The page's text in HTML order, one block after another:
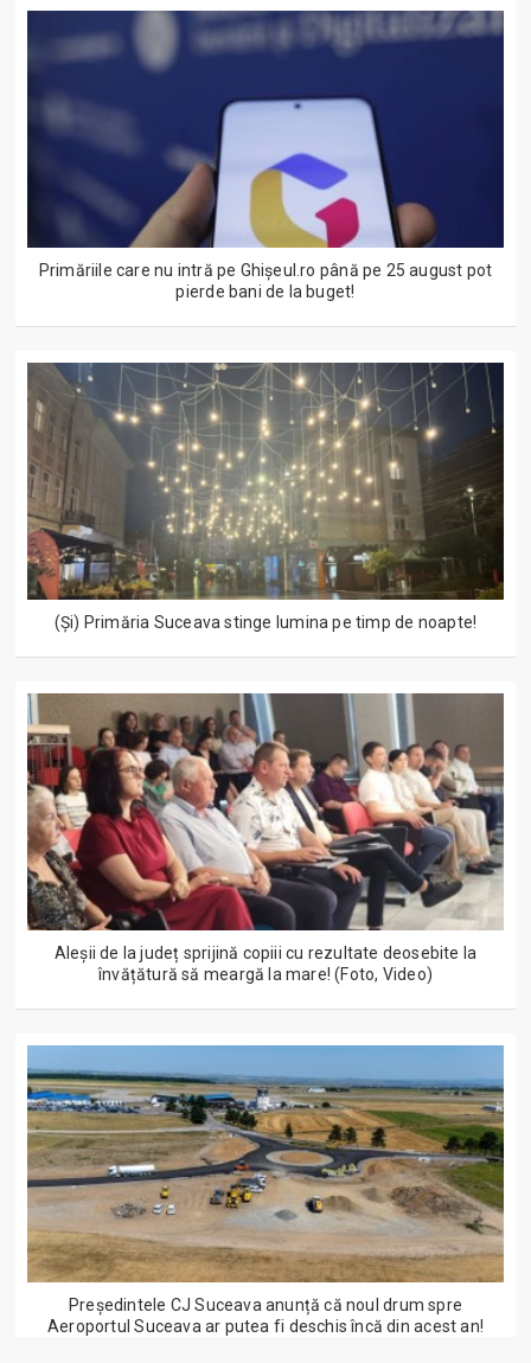
Primăriile care nu intră pe Ghişeul.ro până pe 25 august pot
pierde bani de la buget!
(Și) Primăria Suceava stinge lumina pe timp de noapte!
Aleșii de la județ sprijină copiii cu rezultate deosebite la
învățătură să meargă la mare! (Foto, Video)
Președintele CJ Suceava anunță că noul drum spre
Aeroportul Suceava ar putea fi deschis încă din acest an!